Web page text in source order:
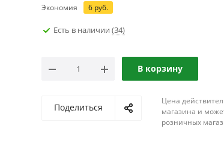
Экономия 6 руб.
Есть в наличии (34)
В корзину
Поделиться
Цена
магазина и
розничных